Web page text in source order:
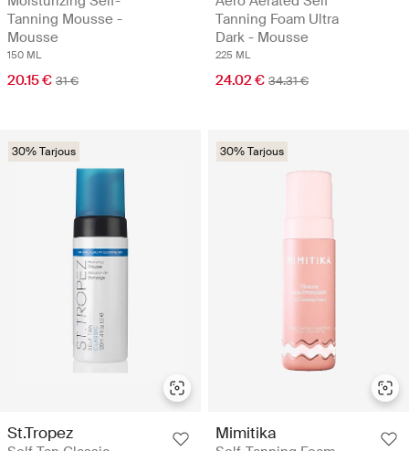
Tanning Mousse -
Mousse
150 ML
20.15 € 31 €
Tanning Foam Ultra
Dark - Mousse
225 ML
24.02 € 34.31 €
30% Tarjous
St.Tropez
30% Tarjous
Mimitika